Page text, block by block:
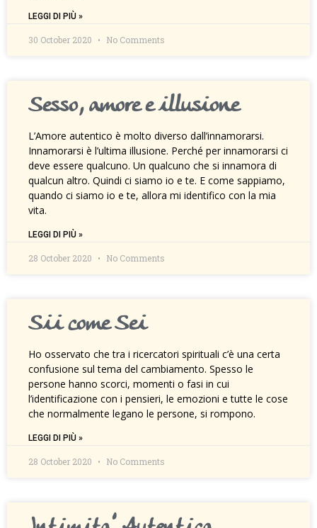
LEGGI DI PIÙ »
30 October 2020 No Comments
Sesso, amore e illusione
L’Amore autentico è molto diverso dall’innamorarsi.
Innamorarsi è l’ultima illusione. Perché per innamorarsi ci
deve essere qualcuno. Un qualcuno che si innamora di
qualcun altro. Quindi ci siamo io e te. E come sappiamo,
quando ci siamo io e te, allora mi identifico con la mia
vita.
LEGGI DI PIÙ »
28 October 2020 No Comments
Sii come Sei
Ho osservato che tra i ricercatori spirituali c’è una certa
confusione sul tema del cambiamento. Spesso le
persone hanno scorci, momenti o fasi in cui
l’identificazione con i pensieri, le emozioni e tutte le cose
che normalmente legano le persone, si rompono.
LEGGI DI PIÙ »
28 October 2020 No Comments